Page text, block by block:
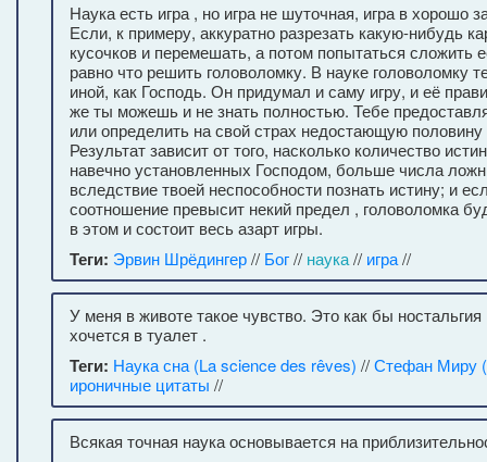
Наука есть игра , но игра не шуточная, игра в хорошо
Если, к примеру, аккуратно разрезать какую-нибудь
кусочков и перемешать, а потом попытаться сложить
равно что решить головоломку. В науке головоломку
иной, как Господь. Он придумал и саму игру, и её
же ты можешь и не знать полностью. Тебе
или определить на свой страх недостающую
Результат зависит от того, насколько количество
навечно установленных Господом, больше числа
вследствие твоей неспособности познать истину; и
соотношение превысит некий предел , головоломка
в этом и состоит весь азарт игры.
Теги: Эрвин Шрёдингер// Бог// наука// игра//
У меня в животе такое чувство. Это как бы
хочется в туалет .
Теги: Наука сна (La science des rêves) //Стефан Миру
ироничные цитаты //
Всякая точная наука основывается на